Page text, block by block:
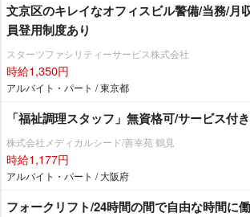
文京区のキレイなオフィスビル警備/当務/月
員登用制度あり
スターツファシリティーサービス株式会社
時給1,350円
アルバイト・パート / 東京都
「福祉調理スタッフ」無資格可/サービス付
株式会社メディカルシード/善幸苑 鶴見
時給1,177円
アルバイト・パート / 大阪府
フォークリフト/24時間の間で自由な時間に